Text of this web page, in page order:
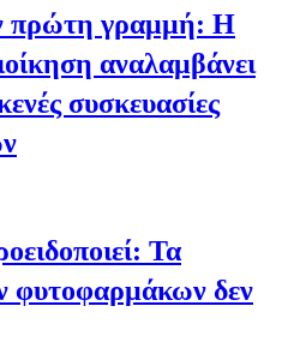
πρώτη γραμμή: Η
αναλαμβάνει
συσκευασίες
Τα
φυτοφαρμάκων δεν